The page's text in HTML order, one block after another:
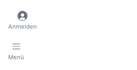
Anmelden
Menü